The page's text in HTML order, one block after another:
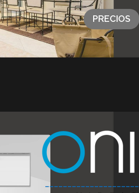
PRECIOS